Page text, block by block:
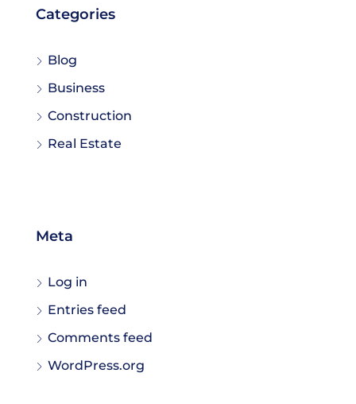
Categories
Blog
Business
Construction
Real Estate
Meta
Log in
Entries feed
Comments feed
WordPress.org